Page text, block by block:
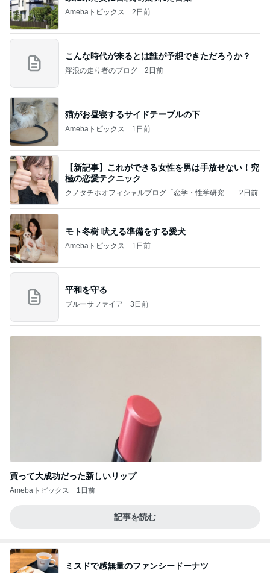
Amebaトピックス 2日前
こんな時代が来るとは誰が予想できただろうか？
浮浪の走り者のブログ 2日前
猫がお昼寝するサイドテーブルの下
Amebaトピックス 1日前
【新記事】これができる女性を男は手放せない！究
極の恋愛テクニック
クノタチホオフィシャルブログ「恋学・性学研究
2日前
モト冬樹 吠える準備をする愛犬
Amebaトピックス 1日前
平和を守る
ブルーサファイア 3日前
買って大成功だった新しいリップ
Amebaトピックス 1日前
記事を読む
ミスドで感無量のファンシードーナツ